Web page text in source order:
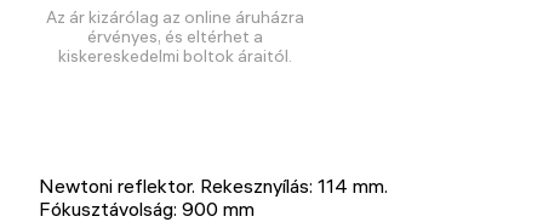
Az ár kizárólag az online áruházra
érvényes, és eltérhet a
kiskereskedelmi boltok áraitól.
Newtoni reflektor. Rekesznyílás: 114 mm.
Fókusztávolság: 900 mm